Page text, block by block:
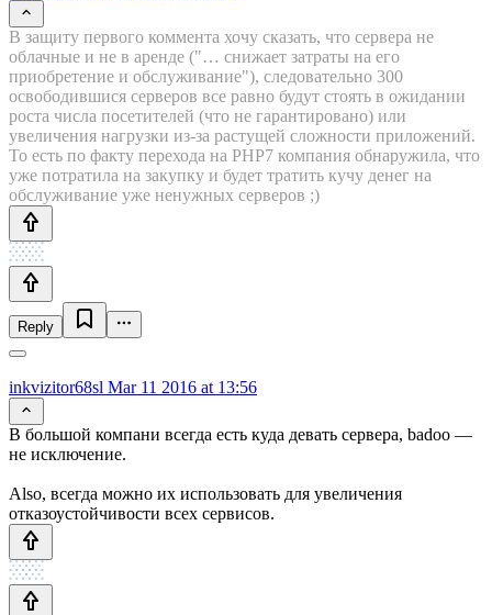
В защиту первого коммента хочу сказать, что сервера не
облачные и не в аренде ("… снижает затраты на его
приобретение и обслуживание"), следовательно 300
освободившися серверов все равно будут стоять в ожидании
роста числа посетителей (что не гарантировано) или
увеличения нагрузки из-за растущей сложности приложений.
То есть по факту перехода на PHP7 компания обнаружила, что
уже потратила на закупку и будет тратить кучу денег на
обслуживание уже ненужных серверов ;)
Reply
inkvizitor68sl Mar 11 2016 at 13:56
В большой компани всегда есть куда девать сервера, badoo —
не исключение.
Also, всегда можно их использовать для увеличения
отказоустойчивости всех сервисов.